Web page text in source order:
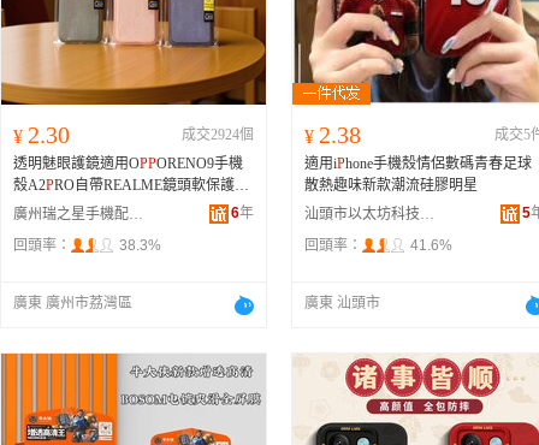
¥ 2.30
成交2924個
透明魅眼護鏡適用OPPORENO9手機
殼A2PRO自帶REALME鏡頭軟保護軟
套
廣州瑞之星手機配件商行 6年
回頭率：
38.3%
廣東 廣州市荔灣區
¥ 2.38
成交5
適用iPhone手機殼情侶數碼青春足球
散熱趣味新款潮流硅膠明星
汕頭市以太坊科技有限公司
5
回頭率：
41.6%
廣東 汕頭市